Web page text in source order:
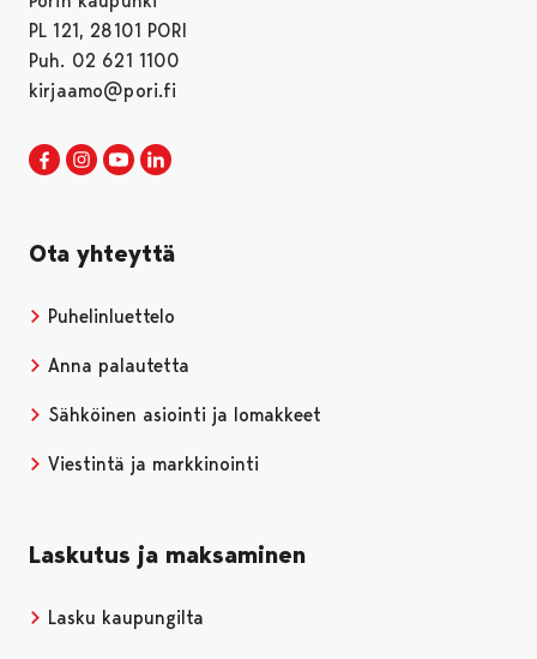
PL 121, 28101 PORI
Puh. 02 621 1100
kirjaamo@pori.fi
Porin kaupunki Facebookissa
Avautuu uudessa välilehdessä
Porin kaupunki Instagramissa
Avautuu uudessa välilehdessä
Porin kaupunki Youtubessa
Avautuu uudessa välilehdessä
Ota yhteyttä
Puhelinluettelo
Anna palautetta
Sähköinen asiointi ja lomakkeet
Viestintä ja markkinointi
Laskutus ja maksaminen
Lasku kaupungilta